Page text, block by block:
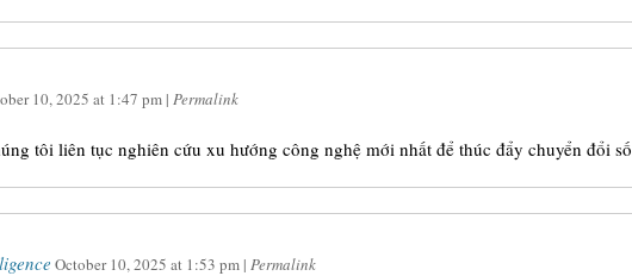
10, 2025 at 1:47 pm | Permalink
tôi liên tục nghiên cứu xu hướng công nghệ mới nhất để thúc đẩy chuyển đổi
October 10, 2025 at 1:53 pm | Permalink